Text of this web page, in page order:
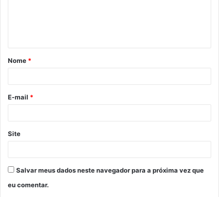
á
r
*
Nome *
E-mail *
Site
Salvar meus dados neste navegador para a próxima vez que
eu comentar.